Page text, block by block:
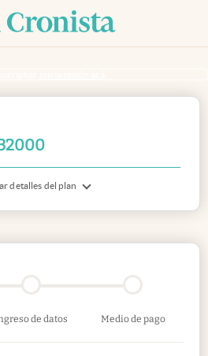
detalles del plan
de datos Medio de pago